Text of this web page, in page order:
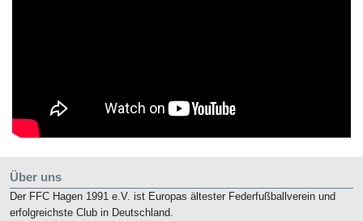
Über uns
Der FFC Hagen 1991 e.V. ist Europas ältester Federfußballverein und
erfolgreichste Club in Deutschland.